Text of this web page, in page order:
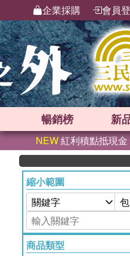
企業採購 會員
暢銷榜 新
NEW紅利積點抵現
縮小範圍
商品類型